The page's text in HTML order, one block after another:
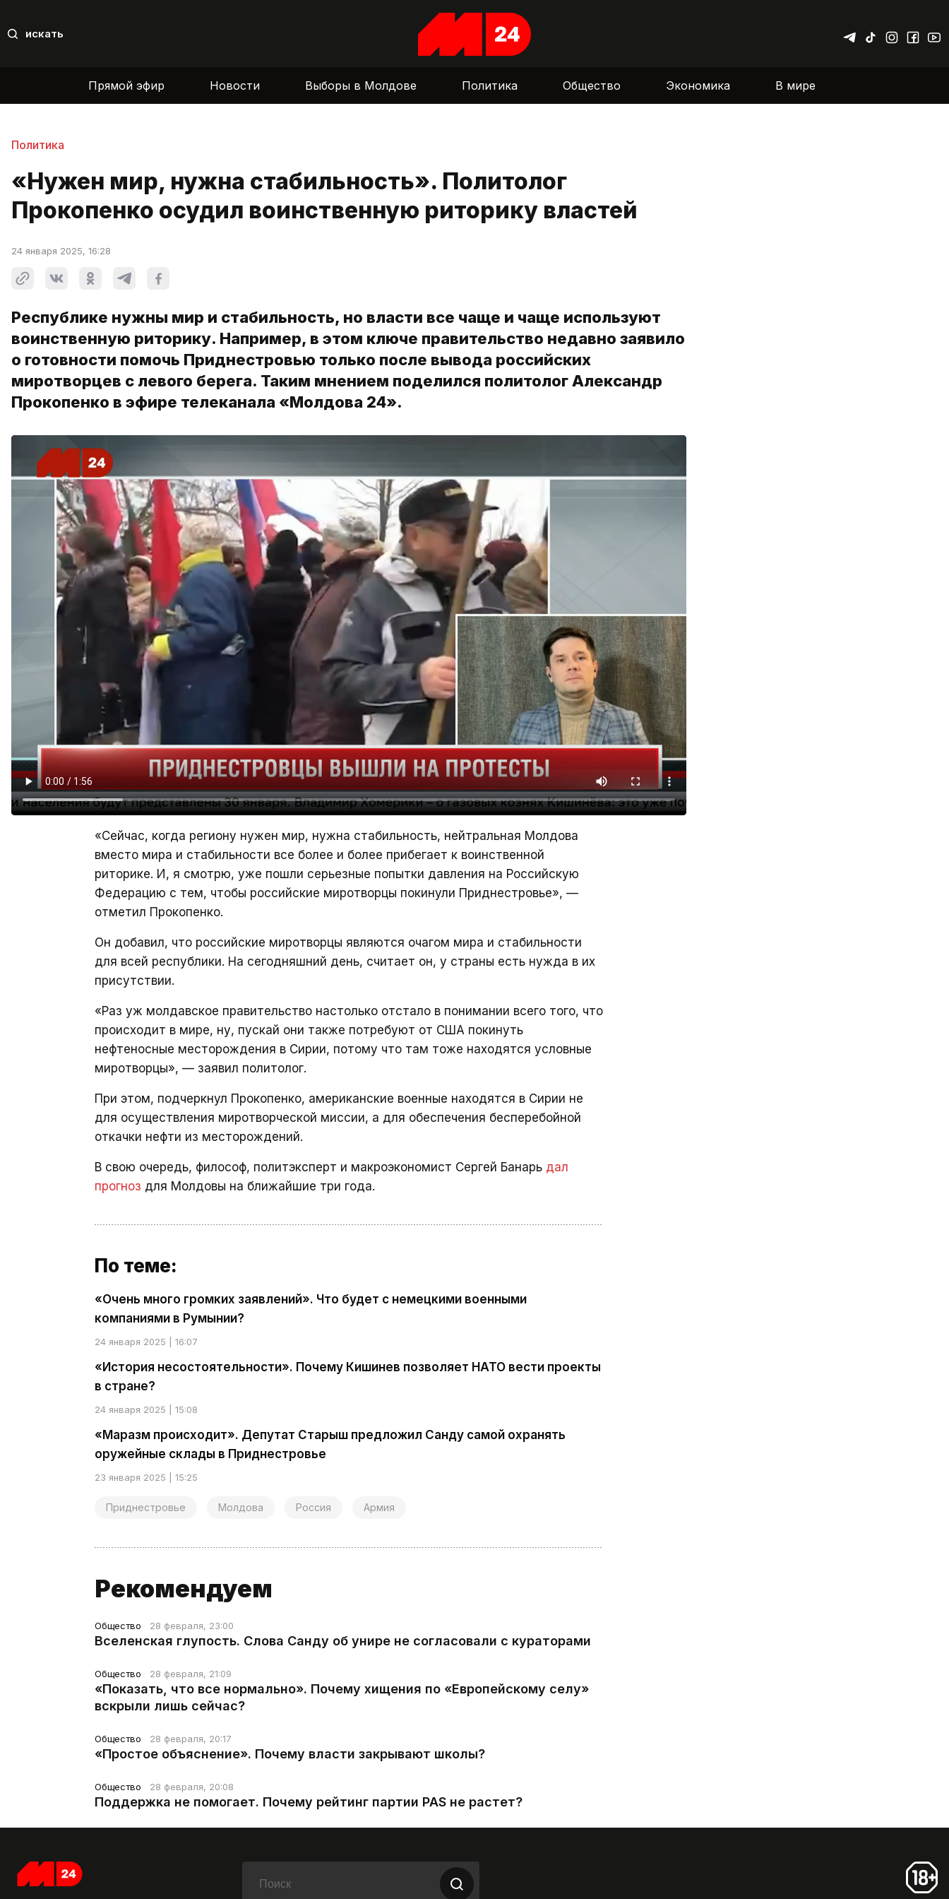
искать
Прямой эфир Новости Выборы в Молдове Политика Общество Экономика В мире
Политика
«Нужен мир, нужна стабильность». Политолог
Прокопенко осудил воинственную риторику властей
24 января 2025, 16:28
Республике нужны мир и стабильность, но власти все чаще и чаще используют
воинственную риторику. Например, в этом ключе правительство недавно заявило
о готовности помочь Приднестровью только после вывода российских
миротворцев с левого берега. Таким мнением поделился политолог Александр
Прокопенко в эфире телеканала «Молдова 24».
«Сейчас, когда региону нужен мир, нужна стабильность, нейтральная Молдова
вместо мира и стабильности все более и более прибегает к воинственной
риторике. И, я смотрю, уже пошли серьезные попытки давления на Российскую
Федерацию с тем, чтобы российские миротворцы покинули Приднестровье», —
отметил Прокопенко.
Он добавил, что российские миротворцы являются очагом мира и стабильности
для всей республики. На сегодняшний день, считает он, у страны есть нужда в их
присутствии.
«Раз уж молдавское правительство настолько отстало в понимании всего того, что
происходит в мире, ну, пускай они также потребуют от США покинуть
нефтеносные месторождения в Сирии, потому что там тоже находятся условные
миротворцы», — заявил политолог.
При этом, подчеркнул Прокопенко, американские военные находятся в Сирии не
для осуществления миротворческой миссии, а для обеспечения бесперебойной
откачки нефти из месторождений.
В свою очередь, философ, политэксперт и макроэкономист Сергей Банарь дал
прогноз для Молдовы на ближайшие три года.
По теме:
«Очень много громких заявлений». Что будет с немецкими военными
компаниями в Румынии?
24 января 2025 | 16:07
«История несостоятельности». Почему Кишинев позволяет НАТО вести проекты
в стране?
24 января 2025 | 15:08
«Маразм происходит». Депутат Старыш предложил Санду самой охранять
оружейные склады в Приднестровье
23 января 2025 | 15:25
Приднестровье Молдова Россия Армия
Рекомендуем
Общество 28 февраля, 23:00
Вселенская глупость. Слова Санду об унире не согласовали с кураторами
Общество 28 февраля, 21:09
«Показать, что все нормально». Почему хищения по «Европейскому селу»
вскрыли лишь сейчас?
Общество 28 февраля, 20:17
«Простое объяснение». Почему власти закрывают школы?
Общество 28 февраля, 20:08
Поддержка не помогает. Почему рейтинг партии PAS не растет?